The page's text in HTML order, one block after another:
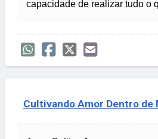
capacidade de realizar tudo o
Cultivando Amor Dentro de